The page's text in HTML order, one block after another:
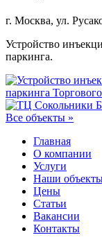
г. Москва, ул.
Устройство
паркинга.
Все объекты »
Главная
О компании
Услуги
Наши
Цены
Статьи
Вакансии
Контакты